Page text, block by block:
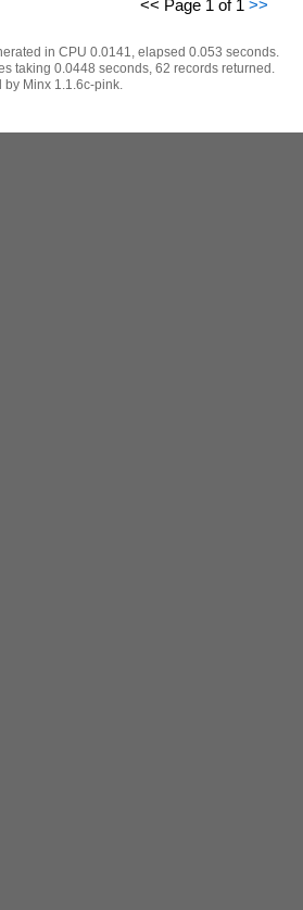
<< Page 1 of 1 >>
in CPU 0.0141, elapsed 0.053 seconds.
taking 0.0448 seconds, 62 records returned.
by Minx 1.1.6c-pink.